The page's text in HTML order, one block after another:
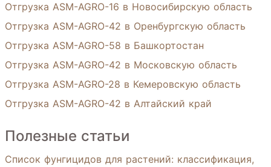
Отгрузка ASM-AGRO-16 в Новосибирскую область
Отгрузка ASM-AGRO-42 в Оренбургскую область
Отгрузка ASM-AGRO-58 в Башкортостан
Отгрузка ASM-AGRO-42 в Московскую область
Отгрузка ASM-AGRO-28 в Кемеровскую область
Отгрузка ASM-AGRO-42 в Алтайский край
Полезные статьи
Список фунгицидов для растений: классификация,